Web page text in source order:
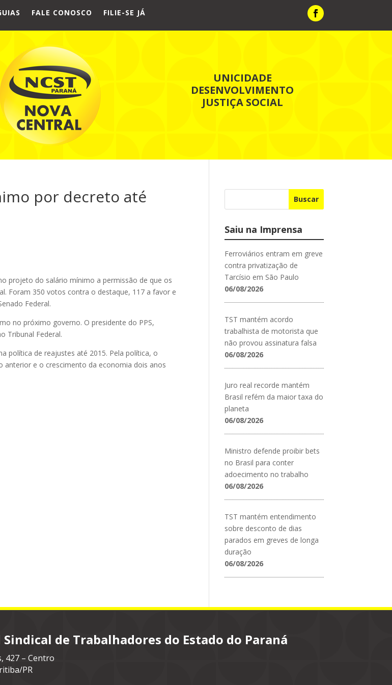
FALE CONOSCO FILIE-SE JÁ
UNICIDADE
DESENVOLVIMENTO
JUSTIÇA SOCIAL
por decreto até
projeto do salário mínimo a permissão de que os
Foram 350 votos contra o destaque, 117 a favor e
Federal.
no próximo governo. O presidente do PPS,
Tribunal Federal.
política de reajustes até 2015. Pela política, o
e o crescimento da economia dois anos
Buscar
Saiu na Imprensa
Ferroviários entram em greve
contra privatização de
Tarcísio em São Paulo
06/08/2026
TST mantém acordo
trabalhista de motorista que
não provou assinatura falsa
06/08/2026
Juro real recorde mantém
Brasil refém da maior taxa do
planeta
06/08/2026
Ministro defende proibir bets
no Brasil para conter
adoecimento no trabalho
06/08/2026
TST mantém entendimento
sobre desconto de dias
parados em greves de longa
duração
06/08/2026
de Trabalhadores do Estado do Paraná
427 – Centro
PR